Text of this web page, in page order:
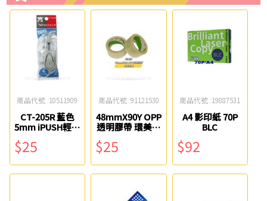
商品代號 :10511909
CT-205R 藍色
5mm iPUSH輕鬆
$25
商品代號 :91121530
48mmX90Y OPP
透明膠帶 環美牌
$25
商品代號 :19887531
A4 影印紙 70P
BLC
$92